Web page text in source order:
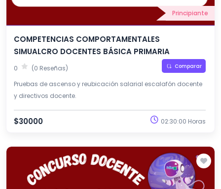
Principiante
COMPETENCIAS COMPORTAMENTALES
SIMUALCRO DOCENTES BÁSICA PRIMARIA
0 (0 Reseñas) Comparar
Pruebas de ascenso y reubicación salarial escalafón docente
y directivos docente.
$30000 02:30:00 Horas